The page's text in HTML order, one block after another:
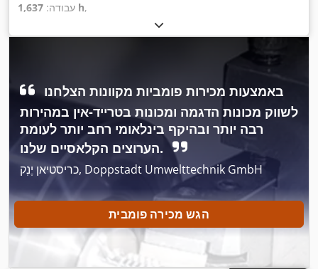
עבודה: 1,637 h,
לשווק מכונות הדגמה ומכונות בטרייד-אין במהירות
רבה יותר ובהיקף בינלאומי רחב יותר לעומת
הערוצים הקלאסיים שלנו.
כריסטיאן יֶנְק, Doppstadt Umwelttechnik GmbH
הגש מכירה פומבית